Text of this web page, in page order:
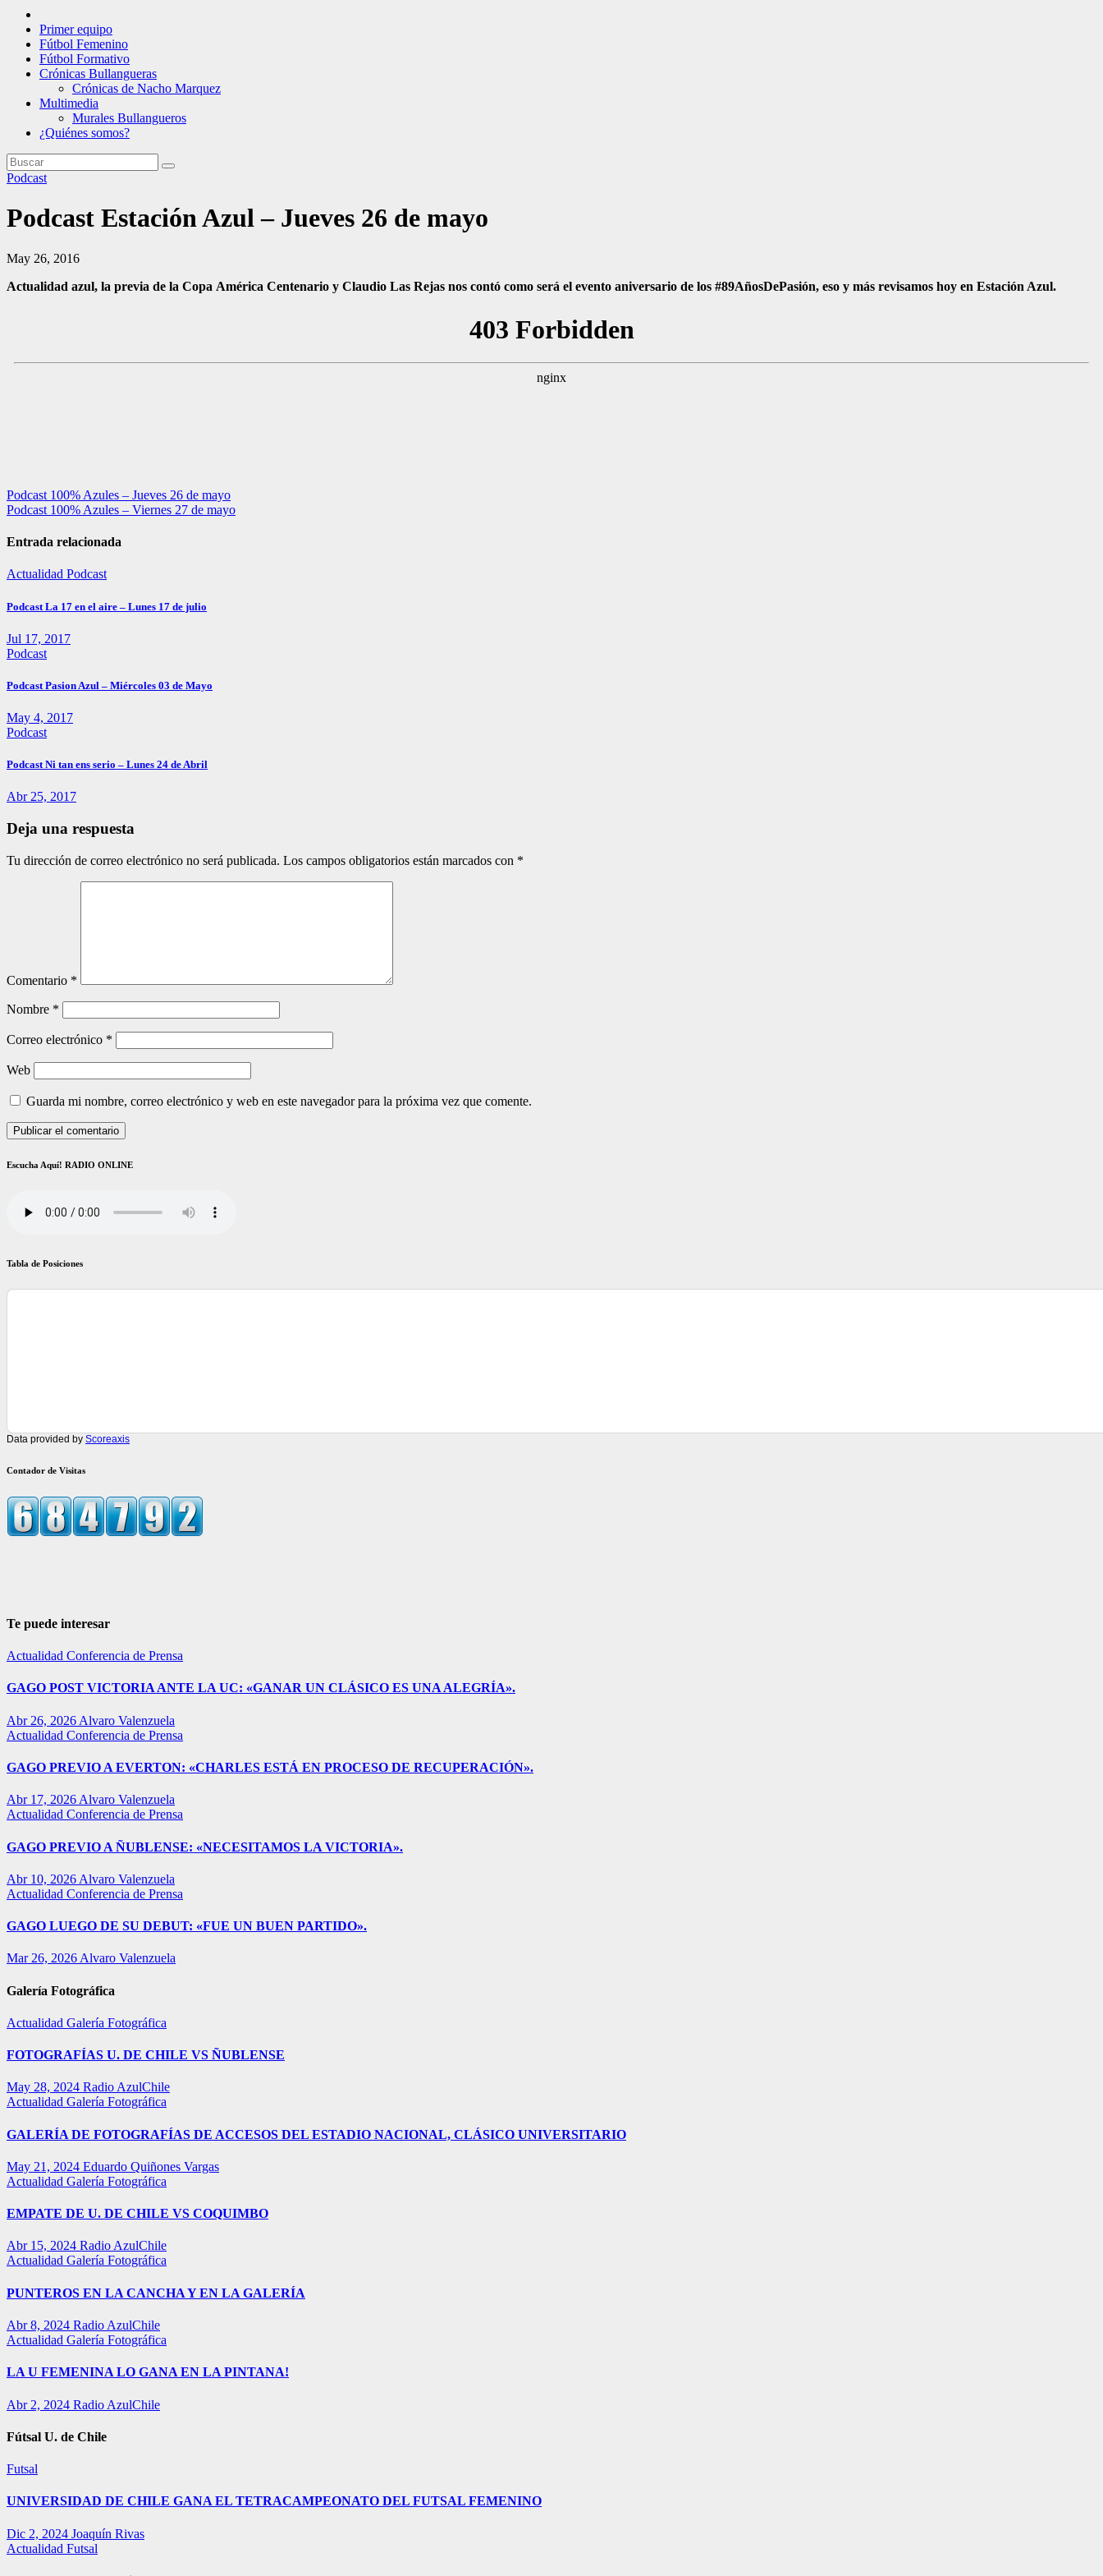
Primer equipo
Fútbol Femenino
Fútbol Formativo
Crónicas Bullangueras
Crónicas de Nacho Marquez
Multimedia
Murales Bullangueros
¿Quiénes somos?
Podcast
Podcast Estación Azul – Jueves 26 de mayo
May 26, 2016
Actualidad azul, la previa de la Copa América Centenario y Claudio Las Rejas nos contó como será el evento aniversario de los #89AñosDePasión, eso y más revisamos hoy en Estación Azul.
Navegación
de
entradas
Podcast 100% Azules – Jueves 26 de mayo
Podcast 100% Azules – Viernes 27 de mayo
Entrada relacionada
Actualidad Podcast
Podcast La 17 en el aire – Lunes 17 de julio
Jul 17, 2017
Podcast
Podcast Pasion Azul – Miércoles 03 de Mayo
May 4, 2017
Podcast
Podcast Ni tan ens serio – Lunes 24 de Abril
Abr 25, 2017
Deja una respuesta
Tu dirección de correo electrónico no será publicada. Los campos obligatorios están marcados con *
Comentario *
Nombre *
Correo electrónico *
Web
Guarda mi nombre, correo electrónico y web en este navegador para la próxima vez que comente.
Escucha Aquí! RADIO ONLINE
Tabla de Posiciones
Data provided by Scoreaxis
Contador de Visitas
Te puede interesar
Actualidad Conferencia de Prensa
GAGO POST VICTORIA ANTE LA UC: «GANAR UN CLÁSICO ES UNA ALEGRÍA».
Abr 26, 2026 Alvaro Valenzuela
Actualidad Conferencia de Prensa
GAGO PREVIO A EVERTON: «CHARLES ESTÁ EN PROCESO DE RECUPERACIÓN».
Abr 17, 2026 Alvaro Valenzuela
Actualidad Conferencia de Prensa
GAGO PREVIO A ÑUBLENSE: «NECESITAMOS LA VICTORIA».
Abr 10, 2026 Alvaro Valenzuela
Actualidad Conferencia de Prensa
GAGO LUEGO DE SU DEBUT: «FUE UN BUEN PARTIDO».
Mar 26, 2026 Alvaro Valenzuela
Galería Fotográfica
Actualidad Galería Fotográfica
FOTOGRAFÍAS U. DE CHILE VS ÑUBLENSE
May 28, 2024 Radio AzulChile
Actualidad Galería Fotográfica
GALERÍA DE FOTOGRAFÍAS DE ACCESOS DEL ESTADIO NACIONAL, CLÁSICO UNIVERSITARIO
May 21, 2024 Eduardo Quiñones Vargas
Actualidad Galería Fotográfica
EMPATE DE U. DE CHILE VS COQUIMBO
Abr 15, 2024 Radio AzulChile
Actualidad Galería Fotográfica
PUNTEROS EN LA CANCHA Y EN LA GALERÍA
Abr 8, 2024 Radio AzulChile
Actualidad Galería Fotográfica
LA U FEMENINA LO GANA EN LA PINTANA!
Abr 2, 2024 Radio AzulChile
Fútsal U. de Chile
Futsal
UNIVERSIDAD DE CHILE GANA EL TETRACAMPEONATO DEL FUTSAL FEMENINO
Dic 2, 2024 Joaquín Rivas
Actualidad Futsal